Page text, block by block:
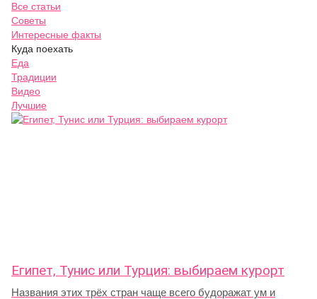
Все статьи
Советы
Интересные факты
Куда поехать
Еда
Традиции
Видео
Лучшие
Египет, Тунис или Турция: выбираем курорт
Названия этих трёх стран чаще всего будоражат ум и